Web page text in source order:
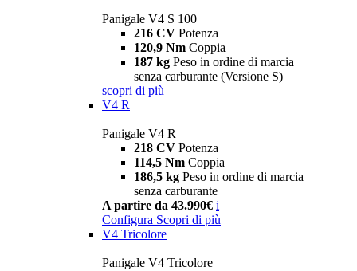
Panigale V4 S 100
216 CV Potenza
120,9 Nm Coppia
187 kg Peso in ordine di marcia
senza carburante (Versione S)
scopri di più
V4 R
Panigale V4 R
218 CV Potenza
114,5 Nm Coppia
186,5 kg Peso in ordine di marcia
senza carburante
A partire da 43.990€ i
Configura Scopri di più
V4 Tricolore
Panigale V4 Tricolore